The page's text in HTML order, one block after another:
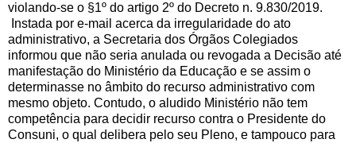
violando-se o §1º do artigo 2º do Decreto n. 9.830/2019.
Instada por e-mail acerca da irregularidade do ato
administrativo, a Secretaria dos Órgãos Colegiados
informou que não seria anulada ou revogada a Decisão até
manifestação do Ministério da Educação e se assim o
determinasse no âmbito do recurso administrativo com
mesmo objeto. Contudo, o aludido Ministério não tem
competência para decidir recurso contra o Presidente do
Consuni, o qual delibera pelo seu Pleno, e tampouco para